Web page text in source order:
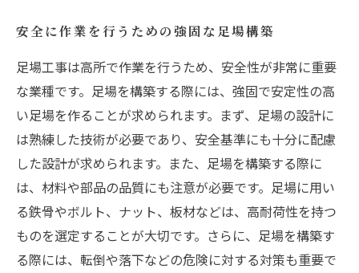
安全に作業を行うための強固な足場構築
足場工事は高所で作業を行うため、安全性が非常に重要
な業種です。足場を構築する際には、強固で安定性の高
い足場を作ることが求められます。まず、足場の設計に
は熟練した技術が必要であり、安全基準にも十分に配慮
した設計が求められます。また、足場を構築する際に
は、材料や部品の品質にも注意が必要です。足場に用い
る鉄骨やボルト、ナット、板材などは、高耐荷性を持つ
ものを選定することが大切です。さらに、足場を構築す
る際には、転倒や落下などの危険に対する対策も重要で